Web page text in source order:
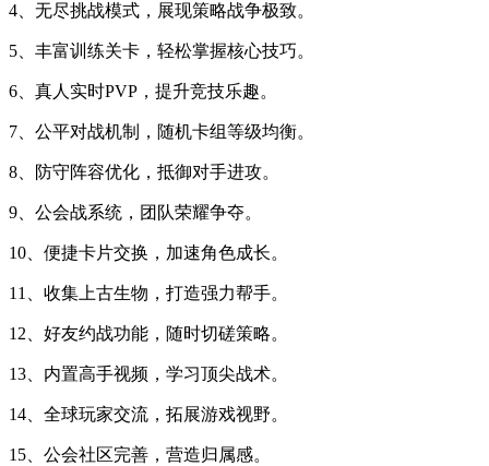
4、无尽挑战模式，展现策略战争极致。
5、丰富训练关卡，轻松掌握核心技巧。
6、真人实时PVP，提升竞技乐趣。
7、公平对战机制，随机卡组等级均衡。
8、防守阵容优化，抵御对手进攻。
9、公会战系统，团队荣耀争夺。
10、便捷卡片交换，加速角色成长。
11、收集上古生物，打造强力帮手。
12、好友约战功能，随时切磋策略。
13、内置高手视频，学习顶尖战术。
14、全球玩家交流，拓展游戏视野。
15、公会社区完善，营造归属感。